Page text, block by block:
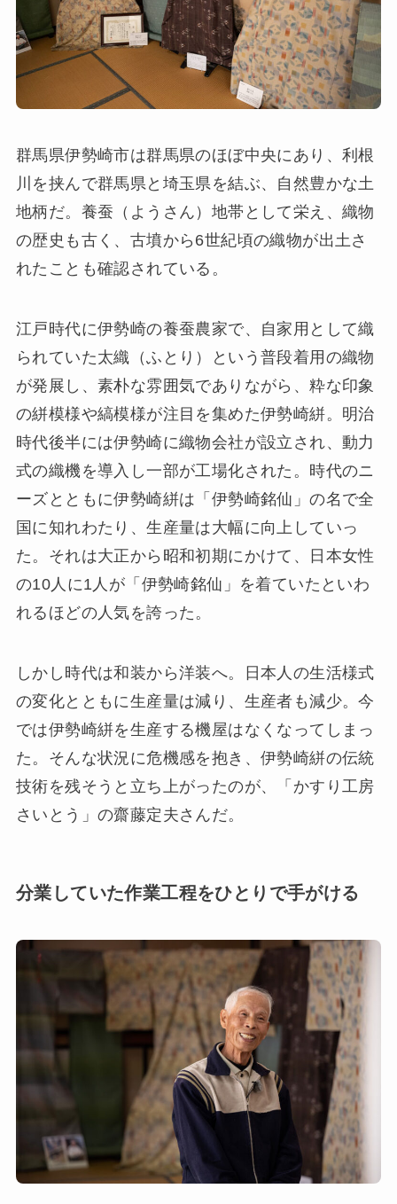
群馬県伊勢崎市は群馬県のほぼ中央にあり、利根
川を挟んで群馬県と埼玉県を結ぶ、自然豊かな土
地柄だ。養蚕（ようさん）地帯として栄え、織物
の歴史も古く、古墳から6世紀頃の織物が出土さ
れたことも確認されている。
江戸時代に伊勢崎の養蚕農家で、自家用として織
られていた太織（ふとり）という普段着用の織物
が発展し、素朴な雰囲気でありながら、粋な印象
の絣模様や縞模様が注目を集めた伊勢崎絣。明治
時代後半には伊勢崎に織物会社が設立され、動力
式の織機を導入し一部が工場化された。時代のニ
ーズとともに伊勢崎絣は「伊勢崎銘仙」の名で全
国に知れわたり、生産量は大幅に向上していっ
た。それは大正から昭和初期にかけて、日本女性
の10人に1人が「伊勢崎銘仙」を着ていたといわ
れるほどの人気を誇った。
しかし時代は和装から洋装へ。日本人の生活様式
の変化とともに生産量は減り、生産者も減少。今
では伊勢崎絣を生産する機屋はなくなってしまっ
た。そんな状況に危機感を抱き、伊勢崎絣の伝統
技術を残そうと立ち上がったのが、「かすり⼯房
さいとう」の齋藤定夫さんだ。
分業していた作業⼯程をひとりで手がける